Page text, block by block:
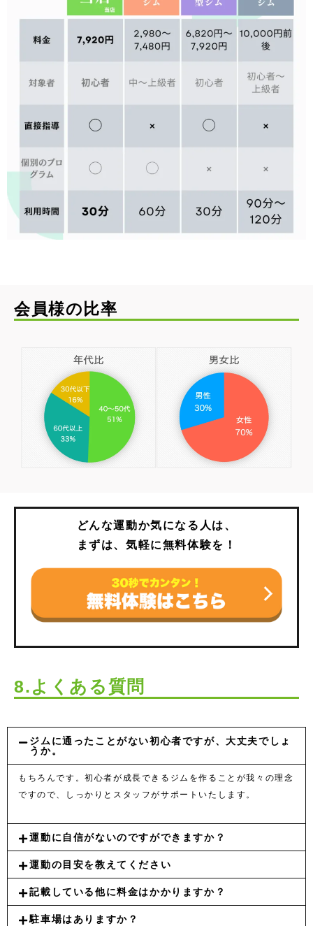
会員様の比率
どんな運動か気になる人は、
まずは、気軽に無料体験を！
8.よくある質問
ジムに通ったことがない初心者ですが、大丈夫でしょ
うか。
もちろんです。初心者が成長できるジムを作ることが我々の理念
ですので、しっかりとスタッフがサポートいたします。
運動に自信がないのですができますか？
運動の目安を教えてください
記載している他に料金はかかりますか？
駐車場はありますか？